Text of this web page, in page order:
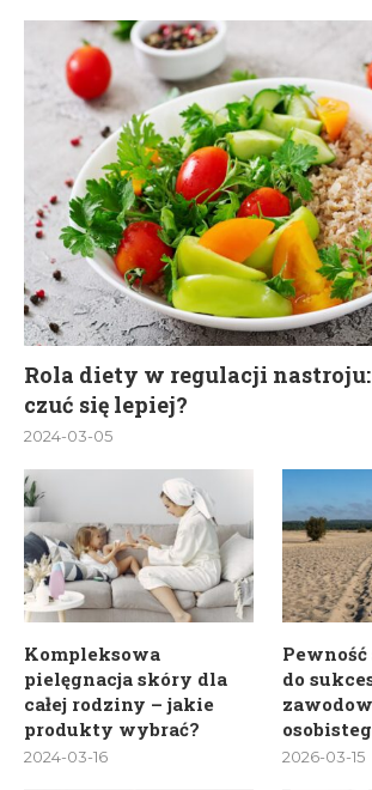
Rola diety w regulacji nastroju:
czuć się lepiej?
2024-03-05
Kompleksowa
pielęgnacja skóry dla
całej rodziny – jakie
produkty wybrać?
2024-03-16
do
2026-03-15